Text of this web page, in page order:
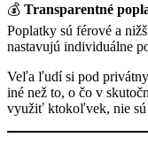
💰 Transparentné
Poplatky sú férové a
nastavujú individuálne
Veľa ľudí si pod
iné než to, o čo v
využiť ktokoľvek, nie sú